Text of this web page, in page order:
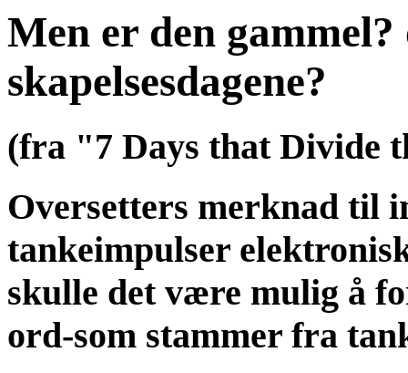
Men er den gammel?
skapelsesdagene?
(fra "7 Days that Divide
Oversetters merknad til
tankeimpulser
skulle det være mulig å
ord-som stammer fra